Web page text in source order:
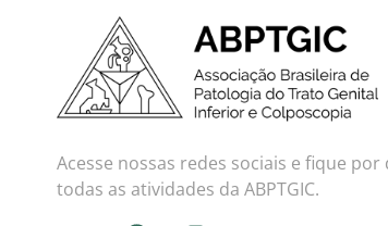
Acesse nossas redes sociais e fique
todas as atividades da ABPTGIC.